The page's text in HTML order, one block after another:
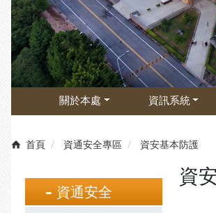
關於本處 資訊系統
首頁 資通安全專區 資安基本防護
資通安全
資